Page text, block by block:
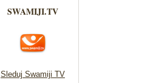
SWAMIJI.TV
Sleduj Swamiji TV